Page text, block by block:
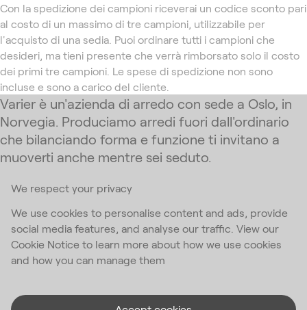
We respect your privacy
We use cookies to personalise content and ads, provide
social media features, and analyse our traffic. View our
Cookie Notice to learn more about how we use cookies
and how you can manage them
Con la spedizione dei campioni riceverai un codice sconto pari
al costo di un massimo di tre campioni, utilizzabile per
l'acquisto di una sedia. Puoi ordinare tutti i campioni che
desideri, ma tieni presente che verrà rimborsato solo il costo
dei primi tre campioni. Le spese di spedizione non sono
incluse e sono a carico del cliente.
Varier è un'azienda di arredo con sede a Oslo, in
Norvegia. Produciamo arredi fuori dall'ordinario
che bilanciando forma e funzione ti invitano a
muoverti anche mentre sei seduto.
Iscriviti alla nostra Newsletter
Email Address *
Accettol'informativa sulla privacy